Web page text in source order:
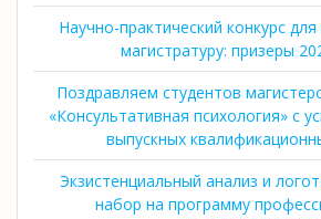
Научно-практический конкурс
магистратуру: призеры
Поздравляем студентов
«Консультативная психология» с
выпускных
Экзистенциальный анализ и
набор на программу